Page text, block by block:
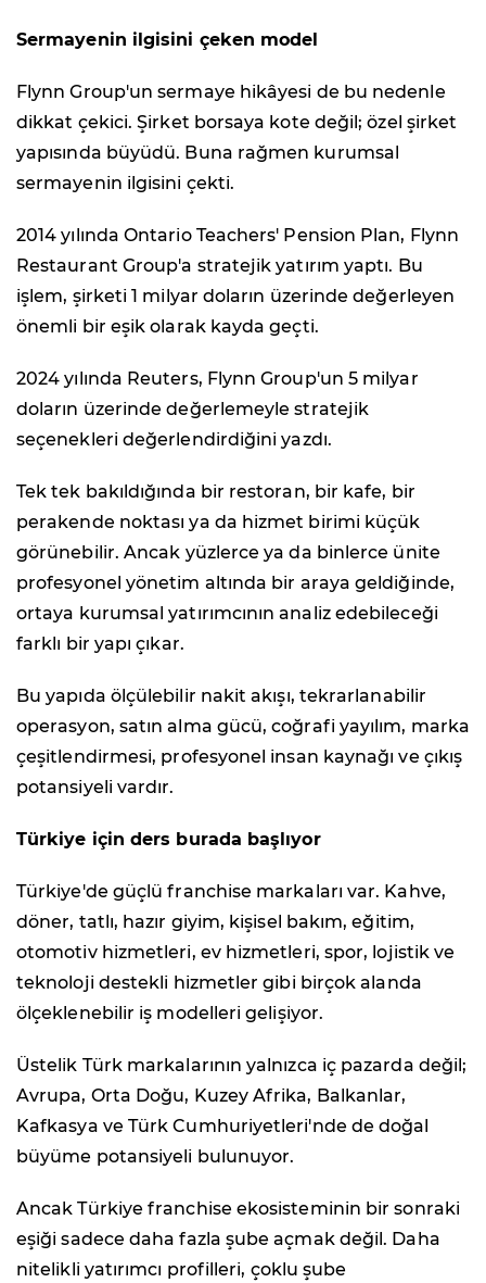
Sermayenin ilgisini çeken model
Flynn Group'un sermaye hikâyesi de bu nedenle
dikkat çekici. Şirket borsaya kote değil; özel şirket
yapısında büyüdü. Buna rağmen kurumsal
sermayenin ilgisini çekti.
2014 yılında Ontario Teachers' Pension Plan, Flynn
Restaurant Group'a stratejik yatırım yaptı. Bu
işlem, şirketi 1 milyar doların üzerinde değerleyen
önemli bir eşik olarak kayda geçti.
2024 yılında Reuters, Flynn Group'un 5 milyar
doların üzerinde değerlemeyle stratejik
seçenekleri değerlendirdiğini yazdı.
Tek tek bakıldığında bir restoran, bir kafe, bir
perakende noktası ya da hizmet birimi küçük
görünebilir. Ancak yüzlerce ya da binlerce ünite
profesyonel yönetim altında bir araya geldiğinde,
ortaya kurumsal yatırımcının analiz edebileceği
farklı bir yapı çıkar.
Bu yapıda ölçülebilir nakit akışı, tekrarlanabilir
operasyon, satın alma gücü, coğrafi yayılım, marka
çeşitlendirmesi, profesyonel insan kaynağı ve çıkış
potansiyeli vardır.
Türkiye için ders burada başlıyor
Türkiye'de güçlü franchise markaları var. Kahve,
döner, tatlı, hazır giyim, kişisel bakım, eğitim,
otomotiv hizmetleri, ev hizmetleri, spor, lojistik ve
teknoloji destekli hizmetler gibi birçok alanda
ölçeklenebilir iş modelleri gelişiyor.
Üstelik Türk markalarının yalnızca iç pazarda değil;
Avrupa, Orta Doğu, Kuzey Afrika, Balkanlar,
Kafkasya ve Türk Cumhuriyetleri'nde de doğal
büyüme potansiyeli bulunuyor.
Ancak Türkiye franchise ekosisteminin bir sonraki
eşiği sadece daha fazla şube açmak değil. Daha
nitelikli yatırımcı profilleri, çoklu şube